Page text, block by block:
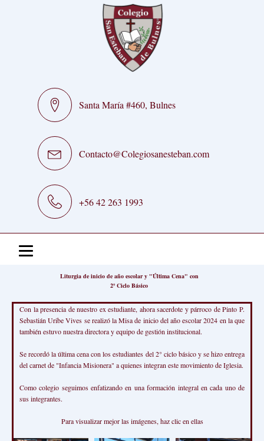
Santa María #460, Bulnes
Contacto@Colegiosanesteban.com
+56 42 263 1993
Liturgia de inicio de año escolar y "Última Cena" con
2º Ciclo Básico
Con la presencia de nuestro ex estudiante, ahora sacerdote y párroco de Pinto P.
Sebastián Uribe Vives se realizó la Misa de inicio del año escolar 2024 en la que
también estuvo nuestra directora y equipo de gestión institucional.
Se recordó la última cena con los estudiantes del 2° ciclo básico y se hizo entrega
del carnet de "Infancia Misionera" a quienes integran este movimiento de Iglesia.
Como colegio seguimos enfatizando en una formación integral en cada uno de
sus integrantes.
Para visualizar mejor las imágenes, haz clic en ellas